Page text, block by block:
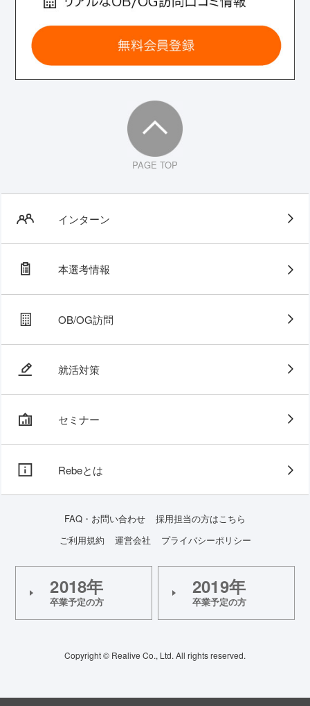
PAGE TOP
インターン
本選考情報
OB/OG訪問
就活対策
セミナー
Rebeとは
FAQ・お問い合わせ
採用担当の方はこちら
ご利用規約
運営会社 プライバシーポリシー
2018年
卒業予定の方
2019年
卒業予定の方
Copyright © Realive Co., Ltd. All rights reserved.